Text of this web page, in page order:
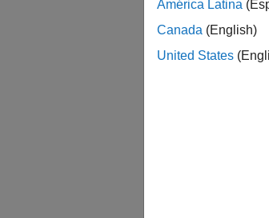
América Latina
Canada (English)
United States